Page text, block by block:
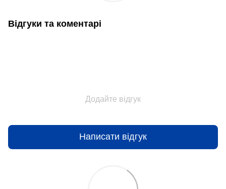
Відгуки та коментарі
Додайте відгук
Написати відгук